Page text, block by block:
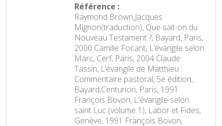
Référence :
Raymond Brown,Jacques
Mignon(traduction), Que sait-on du
Nouveau Testament ?, Bayard, Paris,
2000 Camille Focant, L’évangile selon
Marc, Cerf, Paris, 2004 Claude
Tassin, L’évangile de Matthieu :
Commentaire pastoral, 5e édition,
Bayard,Centurion, Paris, 1991
François Bovon, L'évangile selon
saint Luc (volume 1), Labor et Fides,
Genève, 1991 François Bovon,